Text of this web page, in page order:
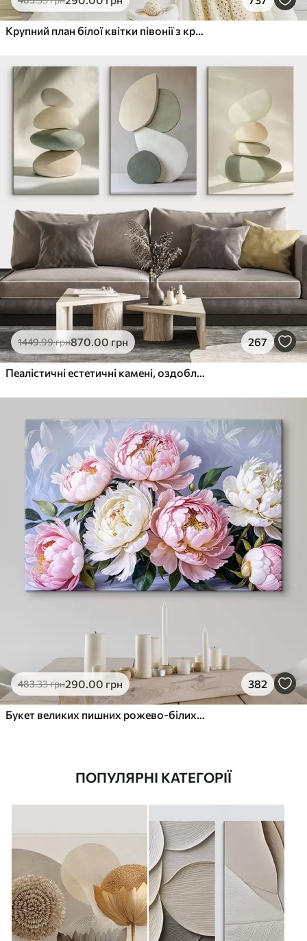
Крупний план білої квітки півонії з крапельками води на пелюстках на розмитому фоні
1449.99грн870.00 грн 267
Пеалістичні естетичні камені, оздоблення будинку, природне освітлення
483.33грн290.00 грн 382
Букет великих пишних рожево-білих квітів півонії із зеленим листям на м’якому розмитому фоні
ПОПУЛЯРНІ КАТЕГОРІЇ